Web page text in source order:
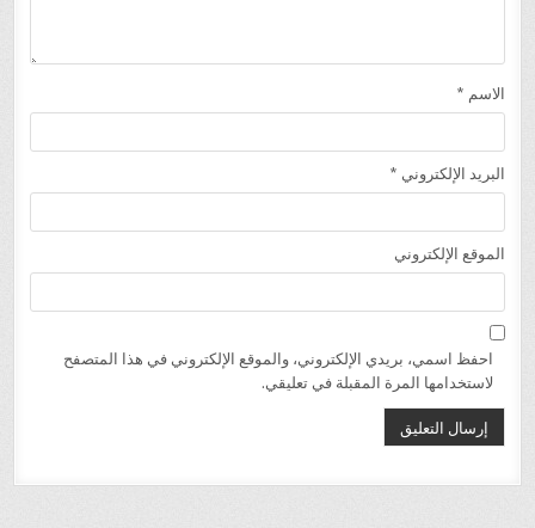
الاسم *
البريد الإلكتروني *
الموقع الإلكتروني
احفظ اسمي، بريدي الإلكتروني، والموقع الإلكتروني في هذا المتصفح
لاستخدامها المرة المقبلة في تعليقي.